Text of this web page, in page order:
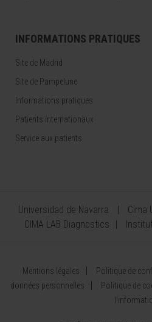
INFORMATIONS PRATIQUES
Site de Madrid
Site de Pampelune
Informations pratiques
Patients internationaux
Service aux patients
Universidad de Navarra
Cima
CIMA LAB Diagnostics
Mentions légales Politique de
données personnelles
Politique de